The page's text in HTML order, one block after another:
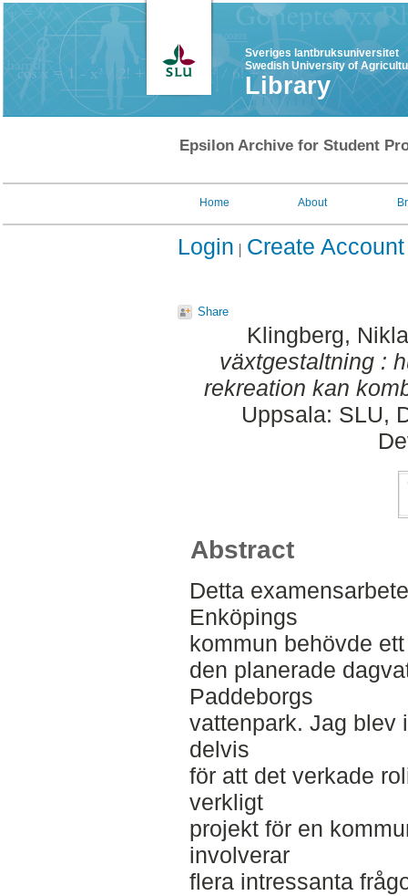
Sveriges lantbruksuniversitet
Swedish University of
Library
Epsilon Archive for Student
Home About
Login Create Account
Share
Klingberg,
växtgestaltning :
rekreation kan
Uppsala: SLU,
Abstract
Detta
Enköpings
kommun behövde
den planerade
Paddeborgs
vattenpark. Jag blev
delvis
för att det verkade
verkligt
projekt för en
involverar
flera intressanta